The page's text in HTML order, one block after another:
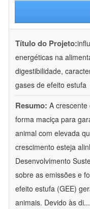
Título do Projeto:
energéticas na
digestibilidade,
gases de efeito estufa
Resumo: A
forma maciça para
animal com elevada
crescimento esteja
Desenvolvimento
sobre as emissões e
efeito estufa (GEE)
animais. Devido às di...